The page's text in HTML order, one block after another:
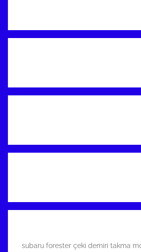
subaru forester çeki demiri takma